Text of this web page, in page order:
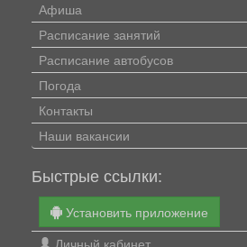
Афиша
Расписание занятий
Расписание автобусов
Погода
Контакты
Наши вакансии
Быстрые ссылки:
Установить приложение
Личный кабинет